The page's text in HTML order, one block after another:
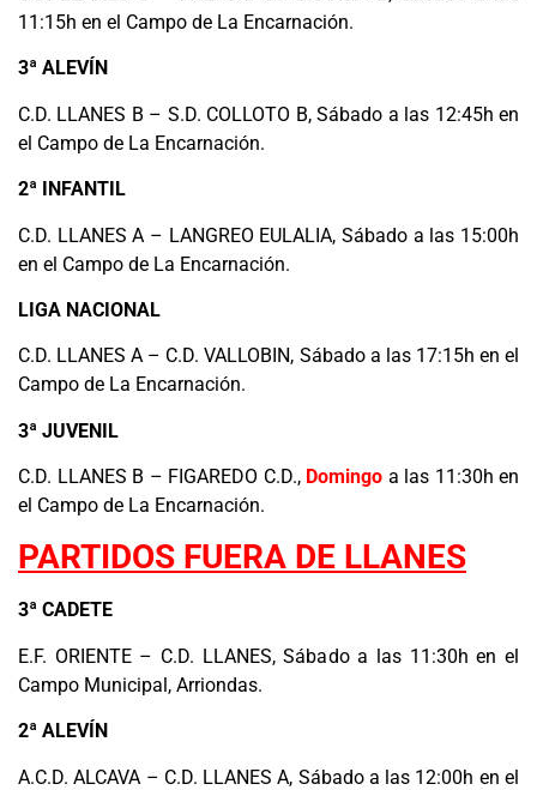
11:15h en el Campo de La Encarnación.
3ª ALEVÍN
C.D. LLANES B – S.D. COLLOTO B, Sábado a las 12:45h en
el Campo de La Encarnación.
2ª INFANTIL
C.D. LLANES A – LANGREO EULALIA, Sábado a las 15:00h
en el Campo de La Encarnación.
LIGA NACIONAL
C.D. LLANES A – C.D. VALLOBIN, Sábado a las 17:15h en el
Campo de La Encarnación.
3ª JUVENIL
C.D. LLANES B – FIGAREDO C.D., Domingo a las 11:30h en
el Campo de La Encarnación.
PARTIDOS FUERA DE LLANES
3ª CADETE
E.F. ORIENTE – C.D. LLANES, Sábado a las 11:30h en el
Campo Municipal, Arriondas.
2ª ALEVÍN
A.C.D. ALCAVA – C.D. LLANES A, Sábado a las 12:00h en el